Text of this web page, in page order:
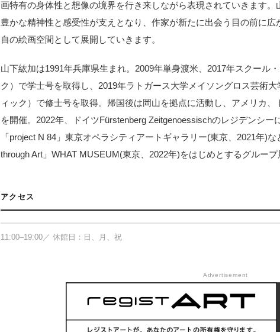
画特有の身体性と想像の境界を行き来しながら表現されていきます
豊かな精神性と感受性が支えとなり、作家が新たに出会う目の前に
自の絵画空間として展開していきます。
山下紘加は1991年兵庫県生まれ。2009年単身渡米、2017年スクール
ク）で学士号を取得し、2019年ラトガース大学メイソングロス芸術
ィック）で修士号を取得。帰国後は岡山を拠点に活動し、アメリカ
を開催。2022年、ドイツFürstenberg Zeitgenoessischのレジデンシー
「project N 84」東京オペラシティアートギャラリー(東京、2021年)
through Art」WHAT MUSEUM(東京、2022年)をはじめとするグループ
アクセス
〒104-0031 東京都中央区京橋1-7-1 TODA BUILDING 3F
11:00–19:00／ 休館日：日、月、祝
Advertisement